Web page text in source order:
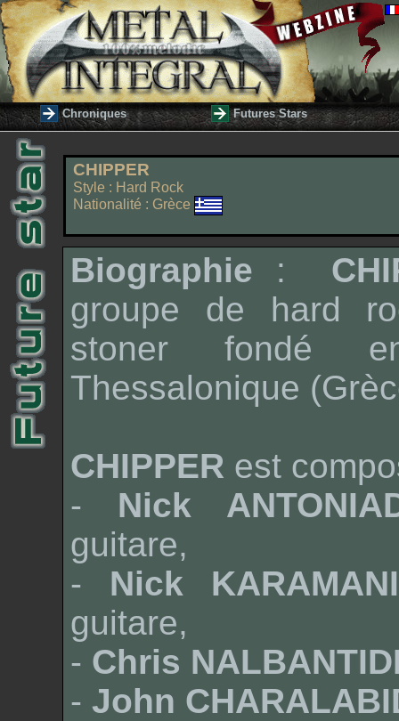
Chroniques Futures Stars
CHIPPER
Style : Hard Rock
Nationalité : Grèce
Biographie :
groupe de hard
stoner fondé
Thessalonique
CHIPPER est
- Nick
guitare,
- Nick
guitare,
- Chris
- John